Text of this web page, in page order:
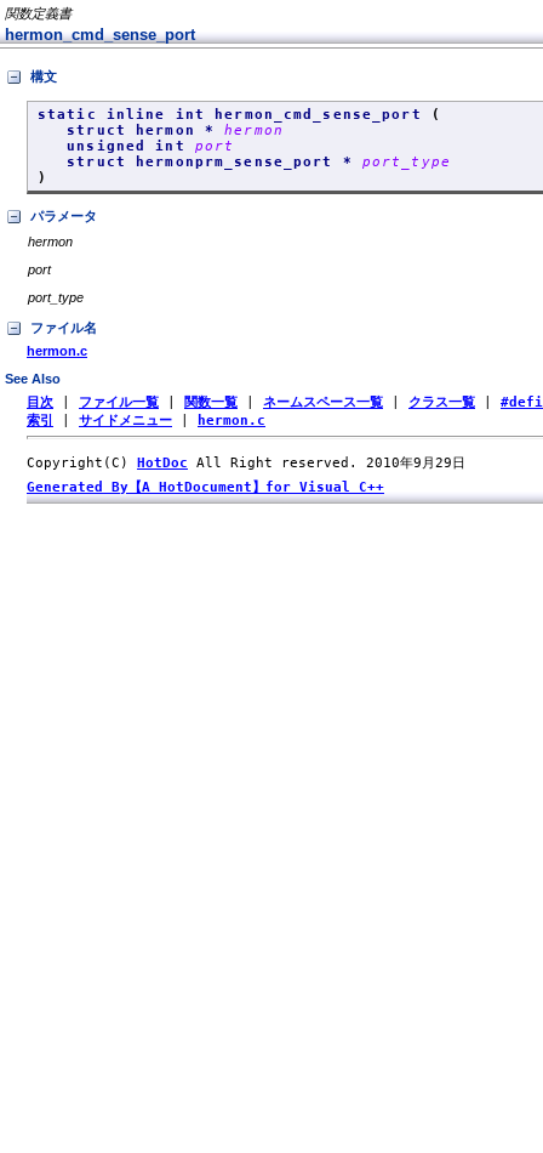
関数定義書
hermon_cmd_sense_port
構文
static inline int hermon_cmd_sense_port
(
struct hermon *hermon
unsigned int port
struct hermonprm_sense_port * port_type
)
パラメータ
hermon
port
port_type
ファイル名
hermon.c
See Also
目次 ファイル一覧 関数一覧 ネームスペース一覧 クラス一覧
索引
サイドメニュー hermon.c
Copyright(C) HotDoc All Right reserved. 2010年9月29日
Generated By【A HotDocument】for Visual C++